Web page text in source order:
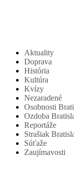
Aktuality
Doprava
História
Kultúra
Kvízy
Nezaradené
Osobnosti
Ozdoba
Reportáže
Strašiak
Súťaže
Zaujímavosti